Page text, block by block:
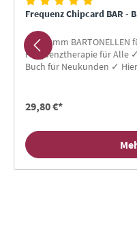
Frequenz Chipcard BAR -
Programm
Frequenztherapie für Alle
Buch für Neukunden ✓
29,80 €*